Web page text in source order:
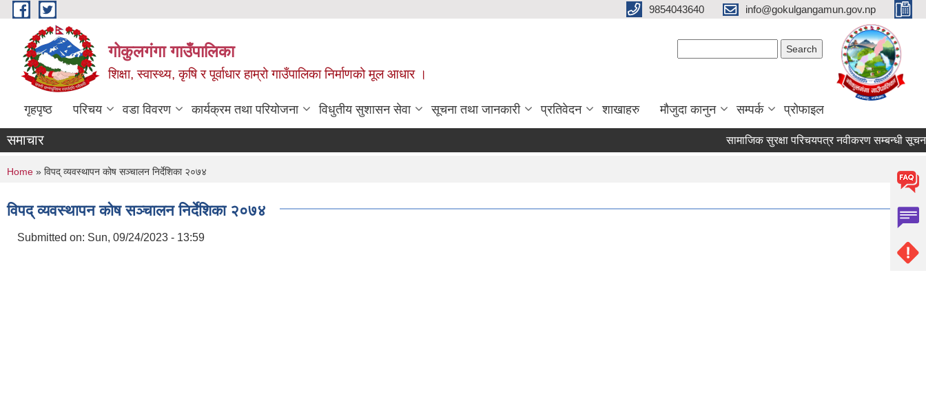
Skip to main content 9854043640 info@gokulgangamun.gov.np
गोकुलगंगा गाउँपालिका
शिक्षा, स्वास्थ्य, कृषि र पूर्वाधार हाम्रो गाउँपालिका निर्माणको मूल आधार ।
गृहपृष्ठ परिचय वडा विवरण कार्यक्रम तथा परियोजना विधुतीय सुशासन सेवा सूचना तथा जानकारी प्रतिवेदन शाखाहरु मौजुदा कानुन सम्पर्क प्रोफाइल
समाचार सामाजिक सुरक्षा परिचयपत्र नवीकरण सम्बन्धी सूचना ।
You are here
Home » विपद् व्यवस्थापन कोष सञ्चालन निर्देशिका २०७४
विपद् व्यवस्थापन कोष सञ्चालन निर्देशिका २०७४
Submitted on: Sun, 09/24/2023 - 13:59